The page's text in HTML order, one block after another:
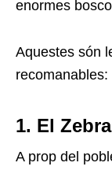
enormes
Aquestes són
recomanables:
1. El
A prop del